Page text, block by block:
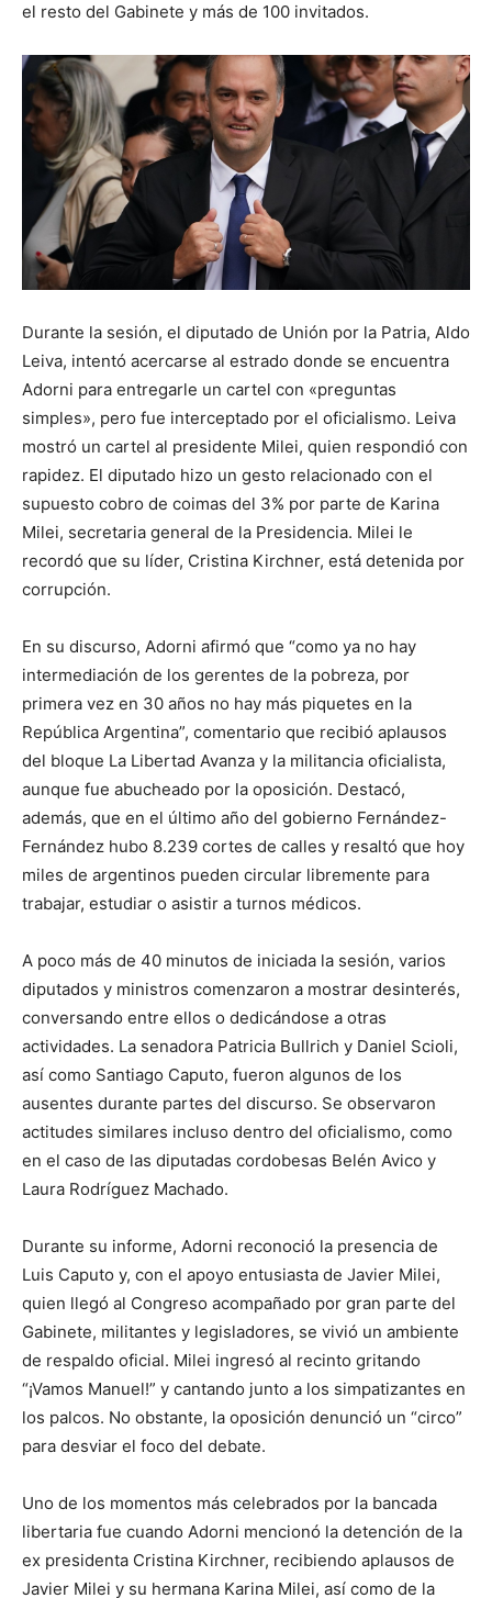
el resto del Gabinete y más de 100 invitados.
Durante la sesión, el diputado de Unión por la Patria, Aldo
Leiva, intentó acercarse al estrado donde se encuentra
Adorni para entregarle un cartel con «preguntas
simples», pero fue interceptado por el oficialismo. Leiva
mostró un cartel al presidente Milei, quien respondió con
rapidez. El diputado hizo un gesto relacionado con el
supuesto cobro de coimas del 3% por parte de Karina
Milei, secretaria general de la Presidencia. Milei le
recordó que su líder, Cristina Kirchner, está detenida por
corrupción.
En su discurso, Adorni afirmó que “como ya no hay
intermediación de los gerentes de la pobreza, por
primera vez en 30 años no hay más piquetes en la
República Argentina”, comentario que recibió aplausos
del bloque La Libertad Avanza y la militancia oficialista,
aunque fue abucheado por la oposición. Destacó,
además, que en el último año del gobierno Fernández-
Fernández hubo 8.239 cortes de calles y resaltó que hoy
miles de argentinos pueden circular libremente para
trabajar, estudiar o asistir a turnos médicos.
A poco más de 40 minutos de iniciada la sesión, varios
diputados y ministros comenzaron a mostrar desinterés,
conversando entre ellos o dedicándose a otras
actividades. La senadora Patricia Bullrich y Daniel Scioli,
así como Santiago Caputo, fueron algunos de los
ausentes durante partes del discurso. Se observaron
actitudes similares incluso dentro del oficialismo, como
en el caso de las diputadas cordobesas Belén Avico y
Laura Rodríguez Machado.
Durante su informe, Adorni reconoció la presencia de
Luis Caputo y, con el apoyo entusiasta de Javier Milei,
quien llegó al Congreso acompañado por gran parte del
Gabinete, militantes y legisladores, se vivió un ambiente
de respaldo oficial. Milei ingresó al recinto gritando
“¡Vamos Manuel!” y cantando junto a los simpatizantes en
los palcos. No obstante, la oposición denunció un “circo”
para desviar el foco del debate.
Uno de los momentos más celebrados por la bancada
libertaria fue cuando Adorni mencionó la detención de la
ex presidenta Cristina Kirchner, recibiendo aplausos de
Javier Milei y su hermana Karina Milei, así como de la